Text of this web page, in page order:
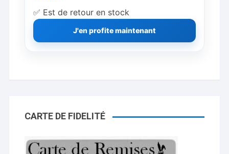
✅ Est de retour en stock
J'en profite maintenant
CARTE DE FIDELITÉ